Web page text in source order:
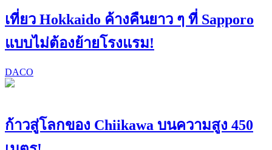
เที่ยว Hokkaido ค้างคืนยาว ๆ ที่ Sapporo
แบบไม่ต้องย้ายโรงแรม!
DACO
ก้าวสู่โลกของ Chiikawa บนความสูง 450